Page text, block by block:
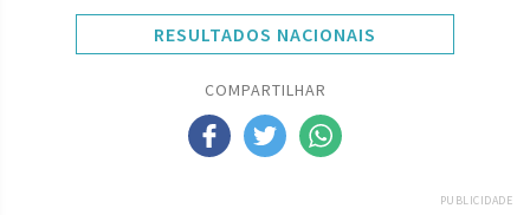
RESULTADOS NACIONAIS
COMPARTILHAR
PUBLICIDADE